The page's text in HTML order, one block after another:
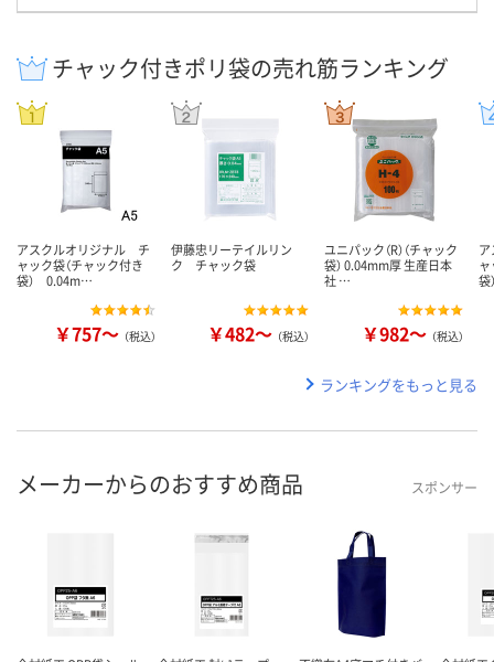
チャック付きポリ袋の売れ筋ランキング
アスクルオリジナル チ
ャック袋（チャック付き
袋） 0.04m…
￥757～ （税込）
伊藤忠リーテイルリン
ク チャック袋
￥482～ （税込）
ユニパック（R）（チャック
袋） 0.04mm厚 生産日本
社 …
￥982～ （税込）
ャ
ランキングをもっと見る
メーカーからのおすすめ商品 スポンサー